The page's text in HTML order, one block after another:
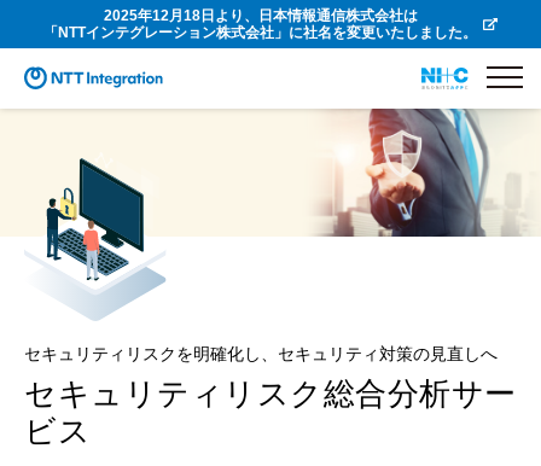
2025年12月18日より、日本情報通信株式会社は
「NTTインテグレーション株式会社」に社名を変更いたしました。
セキュリティリスクを明確化し、セキュリティ対策の見直しへ
セキュリティリスク総合分析サー
ビス